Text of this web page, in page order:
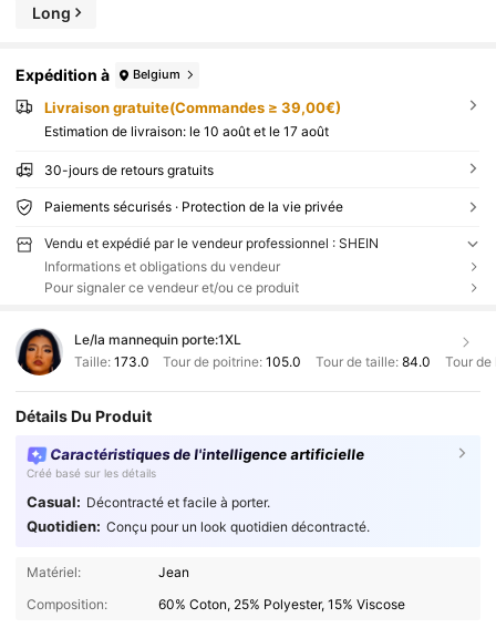
Long
Expédition à Belgium
Livraison gratuite(Commandes ≥ 39,00€)
Estimation de livraison: le 10 août et le 17 août
30-jours de retours gratuits
Paiements sécurisés · Protection de la vie privée
Vendu et expédié par le vendeur professionnel : SHEIN
Informations et obligations du vendeur
Pour signaler ce vendeur et/ou ce produit
Le/la mannequin porte:1XL
Taille: 173.0 Tour de poitrine:105.0 Tour de taille: 84.0 Tour
Détails Du Produit
Caractéristiques de l'intelligence artificielle
Créé basé sur les détails
Casual: Décontracté et facile à porter.
Quotidien: Conçu pour un look quotidien décontracté.
Matériel:
Jean
Composition:
60% Coton, 25% Polyester, 15% Viscose